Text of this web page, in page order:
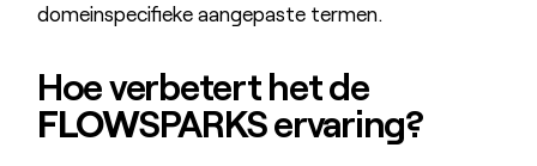
domeinspecifieke aangepaste termen.
Hoe verbetert het de
FLOWSPARKS ervaring?